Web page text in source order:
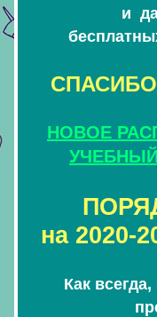
и
НОВОЕ
на 2020-
Как